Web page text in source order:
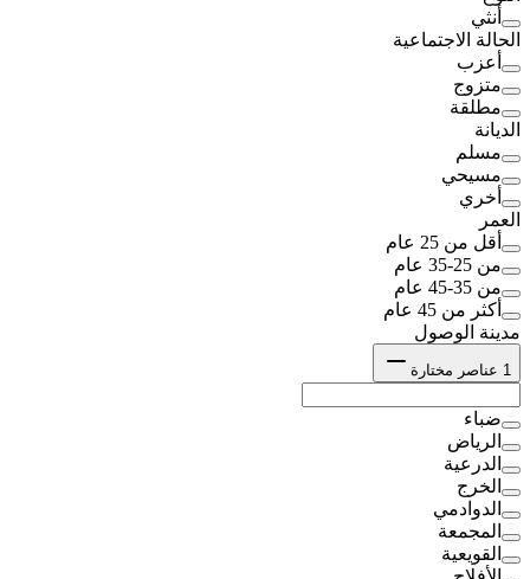
أنثي
الحالة الاجتماعية
أعزب
متزوج
مطلقة
الديانة
مسلم
مسيحي
أخري
العمر
أقل من 25 عام
من 25-35 عام
من 35-45 عام
أكثر من 45 عام
مدينة الوصول
1 عناصر مختارة
ضباء
الرياض
الدرعية
الخرج
الدوادمي
المجمعة
القويعية